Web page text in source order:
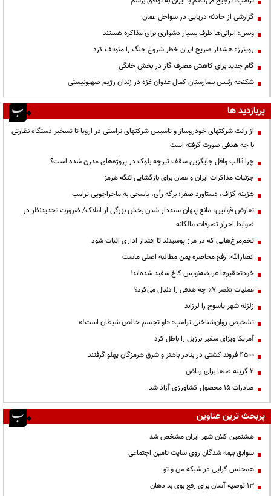
گزارشی از حادثه دریایی در سواحل عمان
ونس: ایرانی‌ها طرف بسیار دشواری برای مذاکره هستند
رویترز: هشدار صریح ایران خطر شروع جنگ را متوقف کرد
گام جدید برای کاهش مصرف گاز در بخش خانگی
شکنجه رئیس بیمارستان کمال عدوان غزه در زندان رژیم صهیونیستی
پربازدید ها
از رانت‌ شرکتهای خودروساز و تاسیس شرکتهای تراستی در اروپا تا تسخیر دستگاه نظارتی
با چه هدفی صورت گرفته است
چرا قالب وافل جایگزین سقف تیرچه بلوک در پروژه‌های مدرن شده است؟
جزئیات مذاکرات ایران و عمان برای بازگشایی تنگه هرمز
هزینه گزاف، دستاورد صفر؛ برگه رأی، پاسخی به ماجراجویی ترامپ
تعارض قوانین؛ مانع پنهان سنددار شدن بخش بزرگی از املاک/ ضرورت تجدیدنظر در
ضوابط احراز تصرفات مالکانه
تخم‌مرغ‌هایی که در مرز پوسیدند تا اقتدار اداری اثبات شود
انصارالله: رفع محاصره یمن مطالبه اصلی ماست
خودتحقیرها عریضه‌نویس کاخ سفید شده‌اند!
عملیات «نصر ۷» چه هدفی را دنبال می‌کرد؟
زلزله شهر یاسوج را لرزاند
تشخیص روان‌شناختی ترامپ: «او تجسم خالص شیطان است!»
آمریکا ویزای سفیر برزیل را باطل کرد
۴۵۰۰ فروند کشتی در بنادر باهنر و شرق هرمزگان پهلو گرفتند
۲ گزینه صنعا برای ریاض
صادرات ۱۵ محصول کشاورزی آزاد شد
پربحث ترین عناوین
هشتمین کلان شهر ایران مشخص شد
سوابق بیمه شدگان روی سایت تامین اجتماعی
همجنس گرایی در شبکه من و تو
13 توصیه آسان برای رفع بوی بد دهان